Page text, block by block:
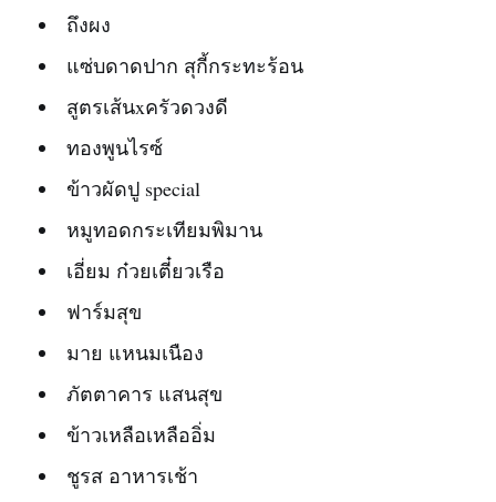
ถึงผง
แซ่บดาดปาก สุกี้กระทะร้อน
สูตรเส้นxครัวดวงดี
ทองพูนไรซ์
ข้าวผัดปู special
หมูทอดกระเทียมพิมาน
เอี่ยม ก๋วยเตี๋ยวเรือ
ฟาร์มสุข
มาย แหนมเนือง
ภัตตาคาร แสนสุข
ข้าวเหลือเหลืออิ่ม
ชูรส อาหารเช้า